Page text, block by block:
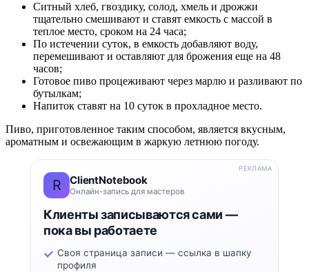
Ситный хлеб, гвоздику, солод, хмель и дрожжи
тщательно смешивают и ставят емкость с массой в
теплое место, сроком на 24 часа;
По истечении суток, в емкость добавляют воду,
перемешивают и оставляют для брожения еще на 48
часов;
Готовое пиво процеживают через марлю и разливают по
бутылкам;
Напиток ставят на 10 суток в прохладное место.
Пиво, приготовленное таким способом, является вкусным,
ароматным и освежающим в жаркую летнюю погоду.
R ClientNotebook
Онлайн-запись для мастеров
Клиенты записываются сами —
пока вы работаете
Своя страница записи — ссылка в шапку
профиля
РЕКЛАМА